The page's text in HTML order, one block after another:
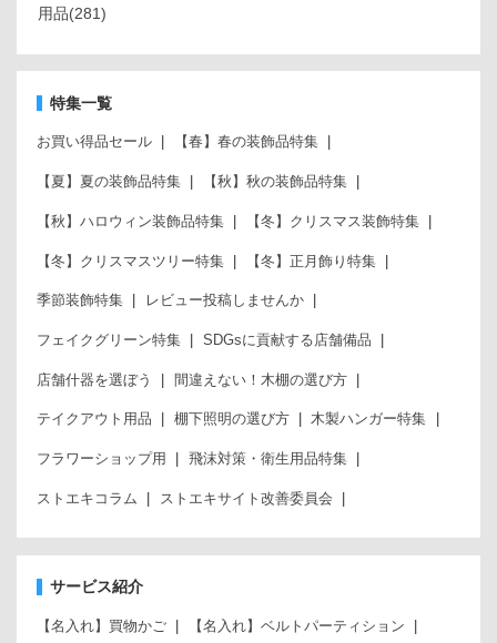
用品(281)
特集一覧
お買い得品セール 【春】春の装飾品特集
【夏】夏の装飾品特集 【秋】秋の装飾品特集
【秋】ハロウィン装飾品特集 【冬】クリスマス装飾特集
【冬】クリスマスツリー特集 【冬】正月飾り特集
季節装飾特集 レビュー投稿しませんか
フェイクグリーン特集 SDGsに貢献する店舗備品
店舗什器を選ぼう 間違えない！木棚の選び方
テイクアウト用品 棚下照明の選び方 木製ハンガー特集
フラワーショップ用 飛沫対策・衛生用品特集
ストエキコラム ストエキサイト改善委員会
サービス紹介
【名入れ】買物かご 【名入れ】ベルトパーティション